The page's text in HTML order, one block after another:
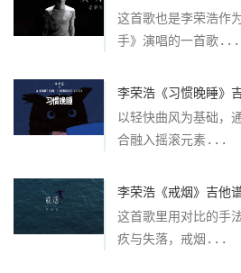
这首歌也是李荣浩作
手》演唱的一首歌...
李荣浩《习惯晚睡》
以轻快曲风为基础，
合融入摇滚元素...
李荣浩《戒烟》吉他
这首歌里用对比的手
疚与失落，戒烟...